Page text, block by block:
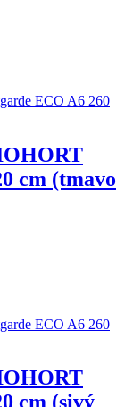
cm (tmavo
cm (sivý